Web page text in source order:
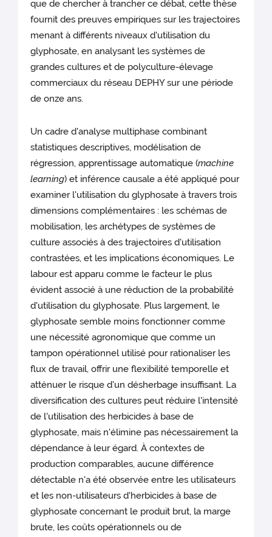
que de chercher à trancher ce débat, cette thèse
fournit des preuves empiriques sur les trajectoires
menant à différents niveaux d'utilisation du
glyphosate, en analysant les systèmes de
grandes cultures et de polyculture-élevage
commerciaux du réseau DEPHY sur une période
de onze ans.
Un cadre d'analyse multiphase combinant
statistiques descriptives, modélisation de
régression, apprentissage automatique (machine
learning) et inférence causale a été appliqué pour
examiner l'utilisation du glyphosate à travers trois
dimensions complémentaires : les schémas de
mobilisation, les archétypes de systèmes de
culture associés à des trajectoires d'utilisation
contrastées, et les implications économiques. Le
labour est apparu comme le facteur le plus
évident associé à une réduction de la probabilité
d'utilisation du glyphosate. Plus largement, le
glyphosate semble moins fonctionner comme
une nécessité agronomique que comme un
tampon opérationnel utilisé pour rationaliser les
flux de travail, offrir une flexibilité temporelle et
atténuer le risque d'un désherbage insuffisant. La
diversification des cultures peut réduire l'intensité
de l'utilisation des herbicides à base de
glyphosate, mais n'élimine pas nécessairement la
dépendance à leur égard. À contextes de
production comparables, aucune différence
détectable n'a été observée entre les utilisateurs
et les non-utilisateurs d'herbicides à base de
glyphosate concernant le produit brut, la marge
brute, les coûts opérationnels ou de